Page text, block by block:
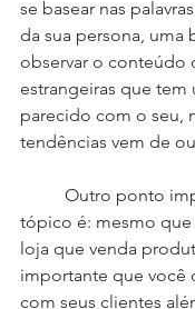
se basear nas
da sua persona, uma
observar o conteúdo
estrangeiras que
parecido com o seu,
tendências vem de
tópico é: mesmo que
loja que venda
importante que você
com seus clientes